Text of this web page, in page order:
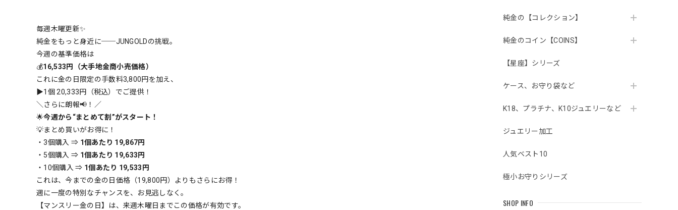
純金の【コレクション】
純金のコイン【COINS】
【星座】シリーズ
ケース、お守り袋など
K18、プラチナ、K10ジュエリーなど
ジュエリー加工
人気ベスト10
極小お守りシリーズ
SHOP INFO
毎週木曜更新✨
純金をもっと身近に──JUNGOLDの挑戦。
今週の基準価格は
💰16,533円（大手地金商小売価格）
これに金の日限定の手数料3,800円を加え、
▶️1個 20,333円（税込）でご提供！
＼さらに朗報📢！／
🌟今週から“まとめて割”がスタート！
💡まとめ買いがお得に！
・3個購入 ⇒ 1個あたり 19,867円
・5個購入 ⇒ 1個あたり 19,633円
・10個購入 ⇒ 1個あたり 19,533円
これは、今までの金の日価格（19,800円）よりもさらにお得！
週に一度の特別なチャンスを、お見逃しなく。
【マンスリー金の日】は、来週木曜日までこの価格が有効です。